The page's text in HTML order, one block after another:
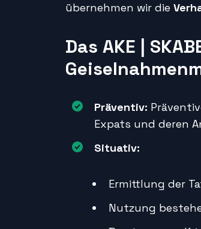
übernehmen wir die
Das AKE |
Präventiv:
Expats und deren
Situativ:
Ermittlung der
Nutzung